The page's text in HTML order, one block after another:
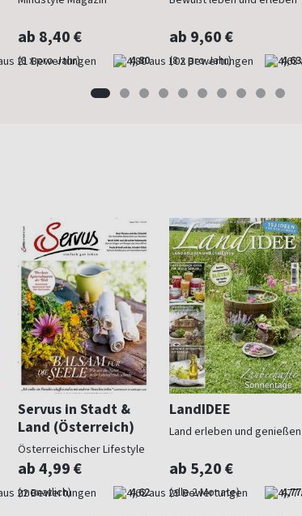
ab 8,40 €
(8 x pro Jahr) 4,80
ab 9,60 €
(8 x pro Jahr) 4,63
Servus in Stadt &
Land (Österreich)
Österreichischer Lifestyle
ab 4,99 €
(monatlich) 4,62
LandIDEE
Land erleben und genießen
ab 5,20 €
(alle 2 Monate) 4,77